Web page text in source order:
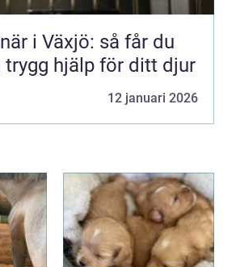
i Växjö: så får du
trygg hjälp för ditt djur
12 januari 2026